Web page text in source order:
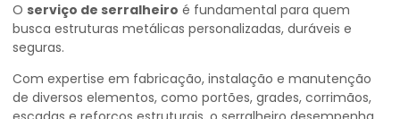
O serviço de serralheiro é fundamental para quem
busca estruturas metálicas personalizadas, duráveis e
seguras.
Com expertise em fabricação, instalação e manutenção
de diversos elementos, como portões, grades, corrimãos,